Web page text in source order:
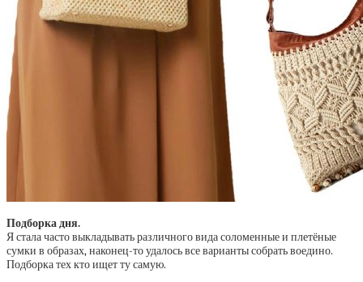
Подборка дня.
Я стала часто выкладывать различного вида соломенные и плетёные
сумки в образах, наконец-то удалось все варианты собрать воедино.
Подборка тех кто ищет ту самую.